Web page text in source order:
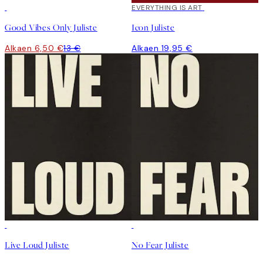
Good Vibes Only Juliste
Alkaen 6,50 €13 €
EVERYTHING IS ART
Icon Juliste
Alkaen 19,95 €
Live Loud Juliste No Fear Juliste